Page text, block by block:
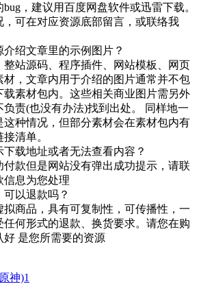
，建议用百度网盘软件或迅雷下载。
，可在对应资源底部留言，或联络我
绍文章里的示例图片？
整站源码、程序插件、网站模板、网页
材，文章内用于介绍的图片通常并不包
载素材包内。这些相关商业图片需另外
负责(也没有办法)找到出处。 同样地一
这种情况，但部分素材会在素材包内有
清单。
载地址或者无法查看内容？
付款但是网站没有弹出成功提示，请联
信息为您处理
以退款吗？
拟商品，具有可复制性，可传播性，一
任何形式的退款、换货要求。请您在购
好 是您所需要的资源
神)1